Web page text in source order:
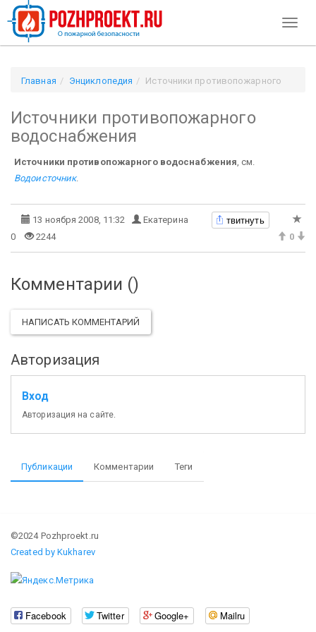
Главная Энциклопедия
Источники противопожарного
Источники противопожарного
водоснабжения
Источники противопожарного водоснабжения , см.
Водоисточник.
13 ноября 2008, 11:32 Екатерина твитнуть
0 2244 0
Комментарии ()
НАПИСАТЬ КОММЕНТАРИЙ
Авторизация
Вход
Авторизация на сайте.
Публикации Комментарии Теги
©2024 Pozhproekt.ru
Created by Kukharev
Facebook Twitter Google+ Mailru